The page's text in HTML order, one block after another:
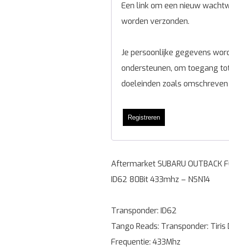
Een link om een nieuw
worden verzonden.
Je persoonlijke gegevens
ondersteunen, om toegang
doeleinden zoals omschreven
Registreren
Aftermarket SUBARU OUTBACK
ID62 80Bit 433mhz – NSN14
Transponder: ID62
Tango Reads: Transponder:
Frequentie: 433Mhz